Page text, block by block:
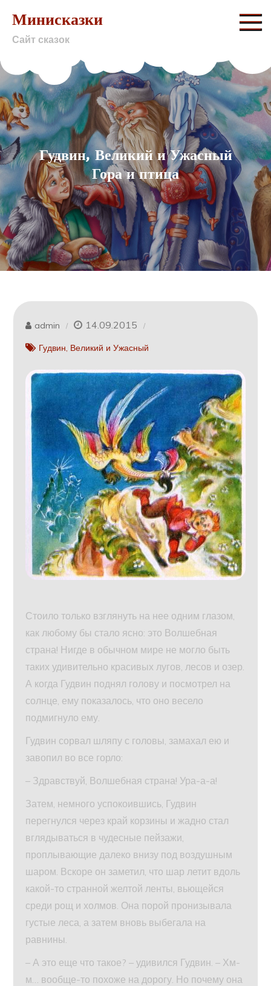
content
Минисказки
Сайт сказок
Гудвин, Великий и Ужасный
Гора и птица
admin 14.09.2015
Гудвин, Великий и Ужасный
Стоило только взглянуть на нее одним глазом,
как любому бы стало ясно: это Волшебная
страна! Нигде в обычном мире не могло быть
таких удивительно красивых лугов, лесов и озер.
А когда Гудвин поднял голову и посмотрел на
солнце, ему показалось, что оно весело
подмигнуло ему.
Гудвин сорвал шляпу с головы, замахал ею и
завопил во все горло:
– Здравствуй, Волшебная страна! Ура-а-а!
Затем, немного успокоившись, Гудвин
перегнулся через край корзины и жадно стал
вглядываться в чудесные пейзажи,
проплывающие далеко внизу под воздушным
шаром. Вскоре он заметил, что шар летит вдоль
какой-то странной желтой ленты, вьющейся
среди рощ и холмов. Она порой пронизывала
густые леса, а затем вновь выбегала на
равнины.
– А это еще что такое? – удивился Гудвин. – Хм-
м… вообще-то похоже на дорогу. Но почему она